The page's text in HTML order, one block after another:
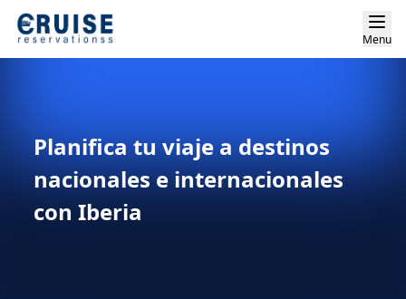
Menu
Planifica tu viaje a destinos
nacionales e internacionales
con Iberia